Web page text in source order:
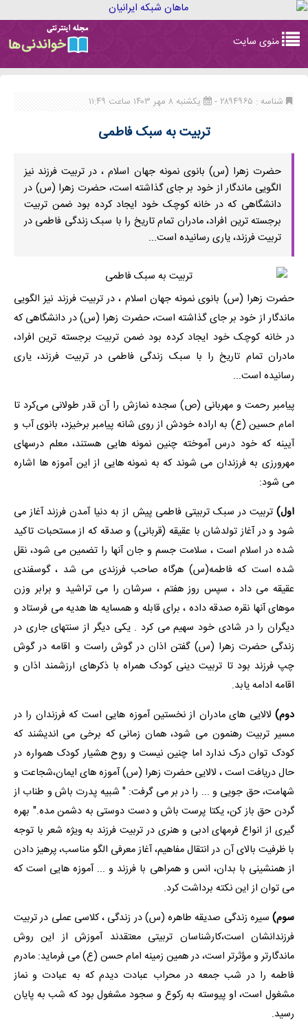
navigation
منوی سایت
شناسه : ۲۸۹۴۹۶۵ - یکشنبه ۸ مهر ۱۴۰۳ ساعت ۱۱:۴۹
تربیت به سبک فاطمی
حضرت زهرا (س) بانوی نمونه جهان اسلام ، در تربیت فرزند نیز
الگویی ماندگار از خود بر جای گذاشته است، حضرت زهرا (س) در
دانشگاهی که در خانه کوچک خود ایجاد کرده بود ضمن تربیت
برجسته ترین افراد، مادران تمام تاریخ را با سبک زندگی فاطمی در
تربیت فرزند، یاری رسانیده است...
حضرت زهرا (س) بانوی نمونه جهان اسلام ، در تربیت فرزند نیز الگویی
ماندگار از خود بر جای گذاشته است، حضرت زهرا (س) در دانشگاهی که
در خانه کوچک خود ایجاد کرده بود ضمن تربیت برجسته ترین افراد،
مادران تمام تاریخ را با سبک زندگی فاطمی در تربیت فرزند، یاری
رسانیده است...
پیامبر رحمت و مهربانی (ص) سجده نمازش را آن قدر طولانی می‌کرد تا
امام حسین (ع) به اراده خودش از روی شانه پیامبر برخیزد، بانوی آب و
آیینه که خود درس آموخته چنین نمونه هایی هستند، معلم درسهای
مهرورزی به فرزندان می شوند که به نمونه هایی از این آموزه ها اشاره
می شود:
اول) تربیت در سبک تربیتی فاطمی پیش از به دنیا آمدن فرزند آغاز می
شود و در آغاز تولدشان با عقیقه (قربانی) و صدقه که از مستحبات تاکید
شده در اسلام است ، سلامت جسم و جان آنها را تضمین می شود، نقل
شده است که فاطمه(س) هرگاه صاحب فرزندی می شد ، گوسفندی
عقیقه می داد ، سپس روز هفتم ، سرشان را می تراشید و برابر وزن
موهای آنها نقره صدقه داده ، برای قابله و همسایه ها هدیه می فرستاد و
دیگران را در شادی خود سهیم می کرد . یکی دیگر از سنتهای جاری در
زندگی حضرت زهرا (س) گفتن اذان در گوش راست و اقامه در گوش
چپ فرزند بود تا تربیت دینی کودک همراه با ذکرهای ارزشمند اذان و
اقامه ادامه یابد.
دوم) لالایی های مادران از نخستین آموزه هایی است که فرزندان را در
مسیر تربیت رهنمون می شود، همان زمانی که برخی می اندیشند که
کودک توان درک ندارد اما چنین نیست و روح هشیار کودک همواره در
حال دریافت است ، لالایی حضرت زهرا (س) آموزه های ایمان،شجاعت و
شهامت، حق جویی و ... را در بر می گرفت: " شبیه پدرت باش و طناب از
گردن حق باز کن، یکتا پرست باش و دست دوستی به دشمن مده." بهره
گیری از انواع فرمهای ادبی و هنری در تربیت فرزند به ویژه شعر با توجه
با ظرفیت بالای آن در انتقال مفاهیم، آغاز معرفی الگو مناسب، پرهیز دادن
از همنشینی با بدان، انس و همراهی با فرزند و ... آموزه هایی است که
می توان از این نکته برداشت کرد.
سوم) سیره زندگی صدیقه طاهره (س) در زندگی ، کلاسی عملی در تربیت
فرزندانشان است،کارشناسان تربیتی معتقدند آموزش از این روش
ماندگارتر و مؤثرتر است، در همین زمینه امام حسن (ع) می فرماید: مادرم
فاطمه را در شب جمعه در محراب عبادت دیدم که به عبادت و نماز
مشغول است، او پیوسته به رکوع و سجود مشغول بود که شب به پایان
رسید.